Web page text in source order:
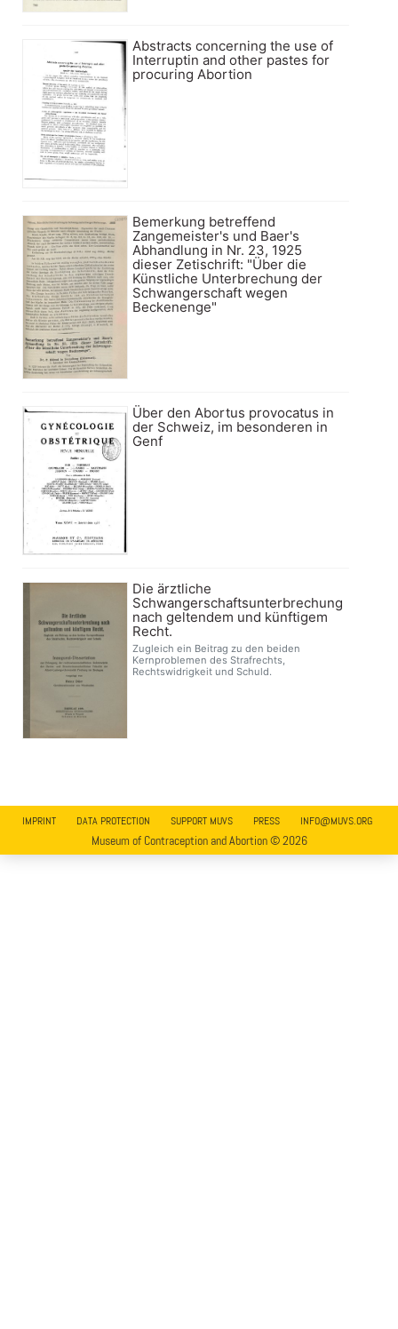
Abstracts concerning the use of
Interruptin and other pastes for
procuring Abortion
Bemerkung betreffend
Zangemeister's und Baer's
Abhandlung in Nr. 23, 1925
dieser Zetischrift: "Über die
Künstliche Unterbrechung der
Schwangerschaft wegen
Beckenenge"
Über den Abortus provocatus in
der Schweiz, im besonderen in
Genf
Die ärztliche
Schwangerschaftsunterbrechung
nach geltendem und künftigem
Recht.
Zugleich ein Beitrag zu den beiden
Kernproblemen des Strafrechts,
Rechtswidrigkeit und Schuld.
IMPRINT DATA PROTECTION SUPPORT MUVS PRESS INFO@MUVS.ORG
Museum of Contraception and Abortion © 2026